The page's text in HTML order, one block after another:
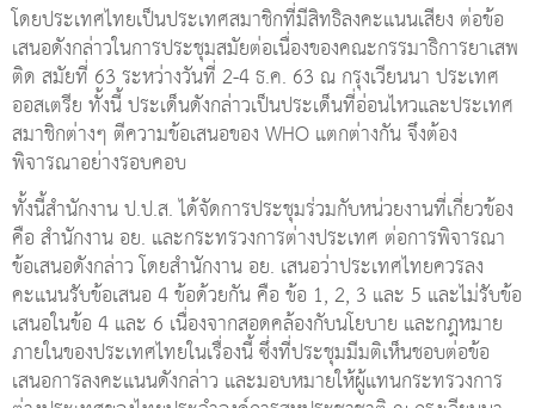
โดยประเทศไทยเป็นประเทศสมาชิกที่มีสิทธิลงคะแนนเสียง ต่อข้อ
เสนอดังกล่าวในการประชุมสมัยต่อเนื่องของคณะกรรมาธิการยาเสพ
ติด สมัยที่ 63 ระหว่างวันที่ 2-4 ธ.ค. 63 ณ กรุงเวียนนา ประเทศ
ออสเตรีย ทั้งนี้ ประเด็นดังกล่าวเป็นประเด็นที่อ่อนไหวและประเทศ
สมาชิกต่างๆ ตีความข้อเสนอของ WHO แตกต่างกัน จึงต้อง
พิจารณาอย่างรอบคอบ
ทั้งนี้สำนักงาน ป.ป.ส. ได้จัดการประชุมร่วมกับหน่วยงานที่เกี่ยวข้อง
คือ สำนักงาน อย. และกระทรวงการต่างประเทศ ต่อการพิจารณา
ข้อเสนอดังกล่าว โดยสำนักงาน อย. เสนอว่าประเทศไทยควรลง
คะแนนรับข้อเสนอ 4 ข้อด้วยกัน คือ ข้อ 1, 2, 3 และ 5 และไม่รับข้อ
เสนอในข้อ 4 และ 6 เนื่องจากสอดคล้องกับนโยบาย และกฎหมาย
ภายในของประเทศไทยในเรื่องนี้ ซึ่งที่ประชุมมีมติเห็นชอบต่อข้อ
เสนอการลงคะแนนดังกล่าว และมอบหมายให้ผู้แทนกระทรวงการ